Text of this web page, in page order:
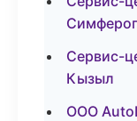
Сервис-
Кызыл
ООО